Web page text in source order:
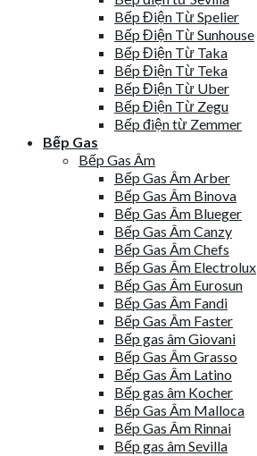
Bếp Điện Từ Spelier
Bếp Điện Từ Sunhouse
Bếp Điện Từ Taka
Bếp Điện Từ Teka
Bếp Điện Từ Uber
Bếp Điện Từ Zegu
Bếp điện từ Zemmer
Bếp Gas
Bếp Gas Âm
Bếp Gas Âm Arber
Bếp Gas Âm Binova
Bếp Gas Âm Blueger
Bếp Gas Âm Canzy
Bếp Gas Âm Chefs
Bếp Gas Âm Electrolux
Bếp Gas Âm Eurosun
Bếp Gas Âm Fandi
Bếp Gas Âm Faster
Bếp gas âm Giovani
Bếp Gas Âm Grasso
Bếp Gas Âm Latino
Bếp gas âm Kocher
Bếp Gas Âm Malloca
Bếp Gas Âm Rinnai
Bếp gas âm Sevilla